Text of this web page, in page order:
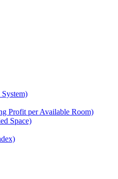
Profit per Available Room)
Space)